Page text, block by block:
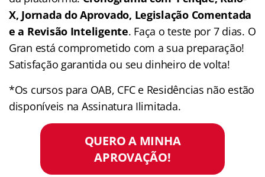
X, Jornada do Aprovado, Legislação Comentada
e a Revisão Inteligente. Faça o teste por 7 dias. O
Gran está comprometido com a sua preparação!
Satisfação garantida ou seu dinheiro de volta!
*Os cursos para OAB, CFC e Residências não estão
disponíveis na Assinatura Ilimitada.
QUERO A MINHA
APROVAÇÃO!